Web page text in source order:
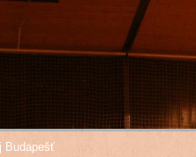
Budapešť